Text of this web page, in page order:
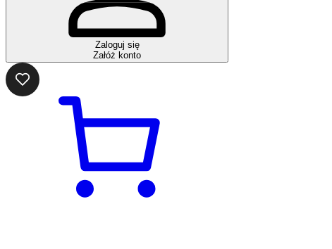
Zaloguj się
Załóż konto